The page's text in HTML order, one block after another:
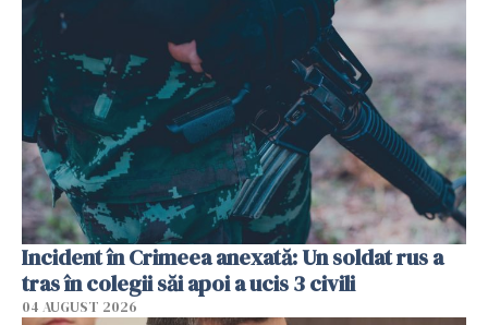
Incident în Crimeea anexată: Un soldat rus a
tras în colegii săi apoi a ucis 3 civili
04 AUGUST 2026